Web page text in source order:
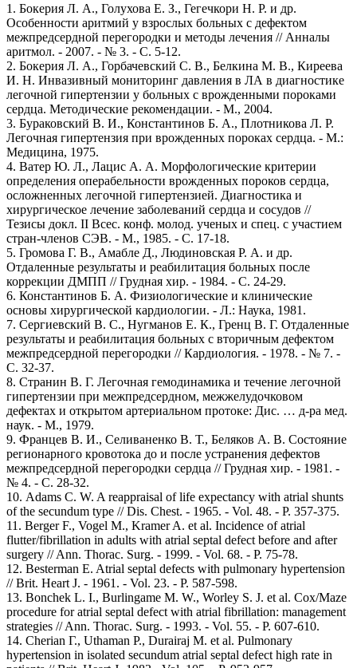
1. Бокерия Л. А., Голухова Е. З., Гегечкори Н. Р. и др.
Особенности аритмий у взрослых больных с дефектом
межпредсердной перегородки и методы лечения // Анналы
аритмол. - 2007. - № 3. - С. 5-12.
2. Бокерия Л. А., Горбачевский С. В., Белкина М. В., Киреева
И. Н. Инвазивный мониторинг давления в ЛА в диагностике
легочной гипертензии у больных с врожденными пороками
сердца. Методические рекомендации. - М., 2004.
3. Бураковский В. И., Константинов Б. А., Плотникова Л. Р.
Легочная гипертензия при врожденных пороках сердца. - М.:
Медицина, 1975.
4. Ватер Ю. Л., Лацис А. А. Морфологические критерии
определения операбельности врожденных пороков сердца,
осложненных легочной гипертензией. Диагностика и
хирургическое лечение заболеваний сердца и сосудов //
Тезисы докл. II Всес. конф. молод. ученых и спец. с участием
стран-членов СЭВ. - М., 1985. - С. 17-18.
5. Громова Г. В., Амабле Д., Людиновская Р. А. и др.
Отдаленные результаты и реабилитация больных после
коррекции ДМПП // Грудная хир. - 1984. - С. 24-29.
6. Константинов Б. А. Физиологические и клинические
основы хирургической кардиологии. - Л.: Наука, 1981.
7. Сергиевский В. С., Нугманов Е. К., Гренц В. Г. Отдаленные
результаты и реабилитация больных с вторичным дефектом
межпредсердной перегородки // Кардиология. - 1978. - № 7. -
С. 32-37.
8. Странин В. Г. Легочная гемодинамика и течение легочной
гипертензии при межпредсердном, межжелудочковом
дефектах и открытом артериальном протоке: Дис. … д-ра мед.
наук. - М., 1979.
9. Францев В. И., Селиваненко В. Т., Беляков А. В. Состояние
регионарного кровотока до и после устранения дефектов
межпредсердной перегородки сердца // Грудная хир. - 1981. -
№ 4. - С. 28-32.
10. Adams C. W. A reappraisal of life expectancy with atrial shunts
of the secundum type // Dis. Chest. - 1965. - Vol. 48. - P. 357-375.
11. Berger F., Vogel M., Kramer A. et al. Incidence of atrial
flutter/fibrillation in adults with atrial septal defect before and after
surgery // Ann. Thorac. Surg. - 1999. - Vol. 68. - P. 75-78.
12. Besterman E. Atrial septal defects with pulmonary hypertension
// Brit. Heart J. - 1961. - Vol. 23. - P. 587-598.
13. Bonchek L. I., Burlingame M. W., Worley S. J. et al. Cox/Maze
procedure for atrial septal defect with atrial fibrillation: management
strategies // Ann. Thorac. Surg. - 1993. - Vol. 55. - P. 607-610.
14. Cherian Г., Uthaman Р., Durairaj М. et al. Pulmonary
hypertension in isolated secundum atrial septal defect high rate in